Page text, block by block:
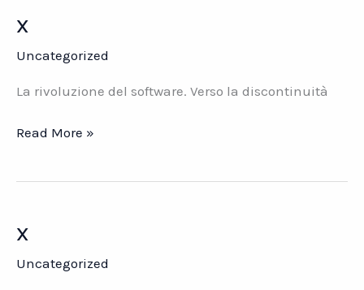
x
Uncategorized
La rivoluzione del software. Verso la discontinuità
x
Read More »
x
Uncategorized